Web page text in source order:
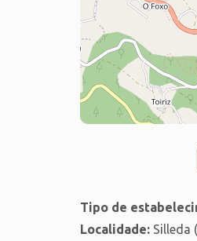
Tipo de
Localidade: Silleda